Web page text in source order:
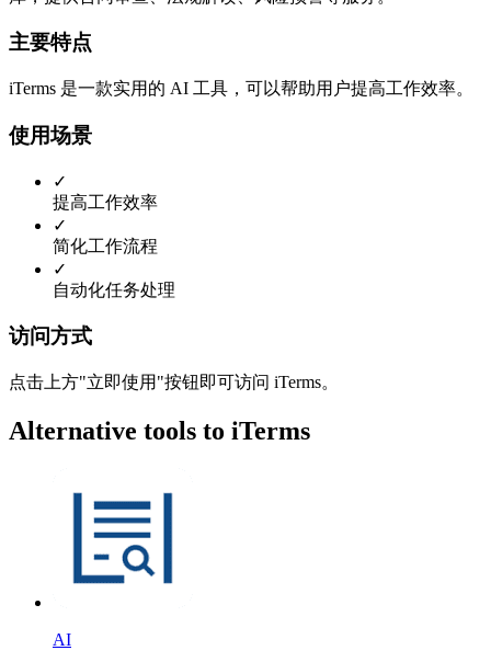
主要特点
iTerms 是一款实用的 AI 工具，可以帮助用户提高工作效率。
使用场景
✓
提高工作效率
✓
简化工作流程
✓
自动化任务处理
访问方式
点击上方"立即使用"按钮即可访问 iTerms。
Alternative tools to iTerms
AI